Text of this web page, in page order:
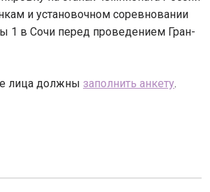
и установочном соревновании
1 в Сочи перед проведением Гран-
лица должны заполнить анкету.